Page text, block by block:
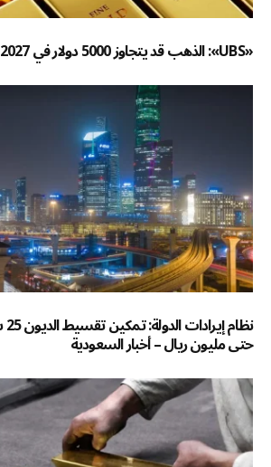
«UBS»: الذهب قد يتجاوز 5000 دولار في 2027 – أخبار السعودية
حتى مليون ريال – أخبار السعودية